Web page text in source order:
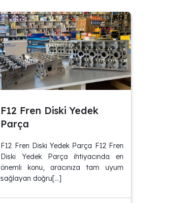
F12 Fren Diski Yedek
Parça
F12 Fren Diski Yedek Parça F12 Fren
Diski Yedek Parça ihtiyacında en
önemli konu, aracınıza tam uyum
sağlayan doğru[…]